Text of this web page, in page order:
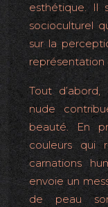
esthétique. Il
socioculturel
sur la
représentation
Tout
nude
beauté. En
couleurs qui
carnations
envoie un
de peau